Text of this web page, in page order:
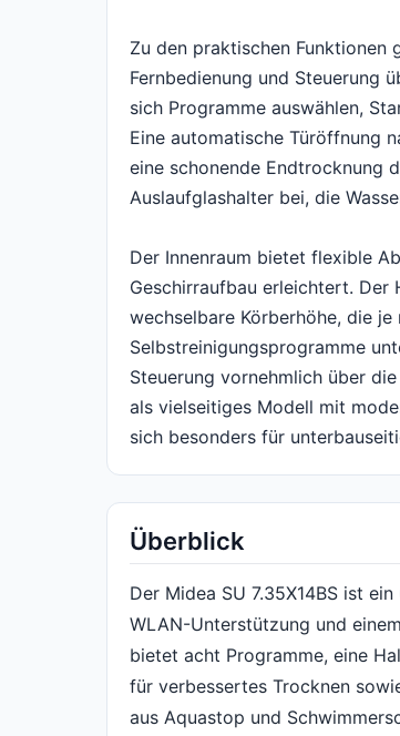
Zu den praktischen
Fernbedienung und Steuerung
sich Programme auswählen,
Eine automatische Türöffnung
eine schonende Endtrocknung
Auslaufglashalter bei, die
Der Innenraum bietet flexible
Geschirraufbau erleichtert. Der
wechselbare Körberhöhe, die
Selbstreinigungsprogramme
Steuerung vornehmlich über
als vielseitiges Modell mit
sich besonders für
Überblick
Der Midea SU 7.35X14BS ist
WLAN-Unterstützung und
bietet acht Programme, eine
für verbessertes Trocknen
aus Aquastop und